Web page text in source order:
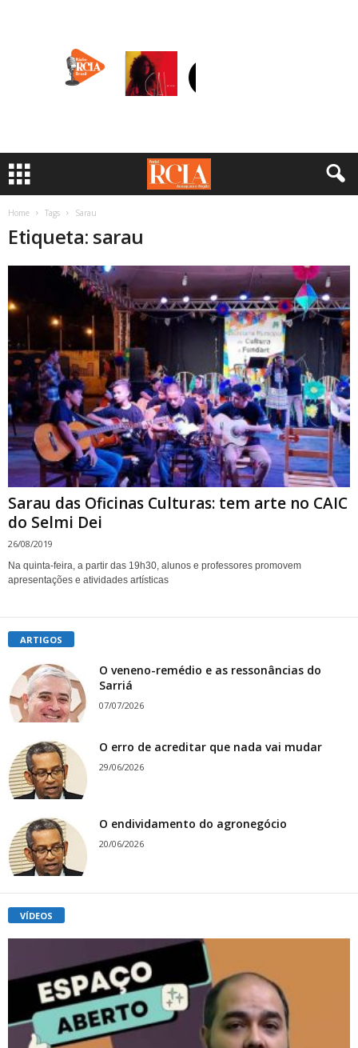
Home Tags Sarau
Etiqueta: sarau
Sarau das Oficinas Culturas: tem arte no CAIC
do Selmi Dei
26/08/2019
Na quinta-feira, a partir das 19h30, alunos e professores promovem
apresentações e atividades artísticas
ARTIGOS
O veneno-remédio e as ressonâncias do
Sarriá
07/07/2026
O erro de acreditar que nada vai mudar
29/06/2026
O endividamento do agronegócio
20/06/2026
VÍDEOS